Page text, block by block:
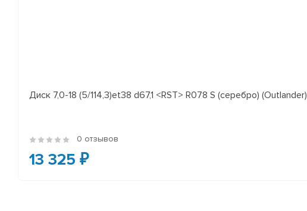
Диск 7,0-18 (5/114,3)et38 d67,1 <RST> R078 S (серебро) (Outlander)
0 отзывов
13 325 ₽